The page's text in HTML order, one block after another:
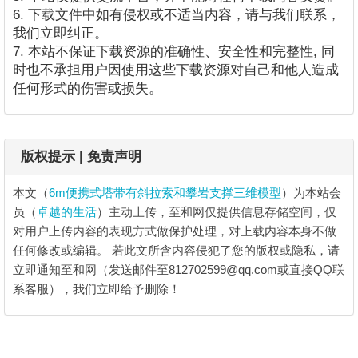
6. 下载文件中如有侵权或不适当内容，请与我们联系，
我们立即纠正。
7. 本站不保证下载资源的准确性、安全性和完整性, 同
时也不承担用户因使用这些下载资源对自己和他人造成
任何形式的伤害或损失。
版权提示 | 免责声明
本文（6m便携式塔带有斜拉索和攀岩支撑三维模型）为本站会
员（卓越的生活）主动上传，至和网仅提供信息存储空间，仅
对用户上传内容的表现方式做保护处理，对上载内容本身不做
任何修改或编辑。 若此文所含内容侵犯了您的版权或隐私，请
立即通知至和网（发送邮件至812702599@qq.com或直接QQ联
系客服），我们立即给予删除！